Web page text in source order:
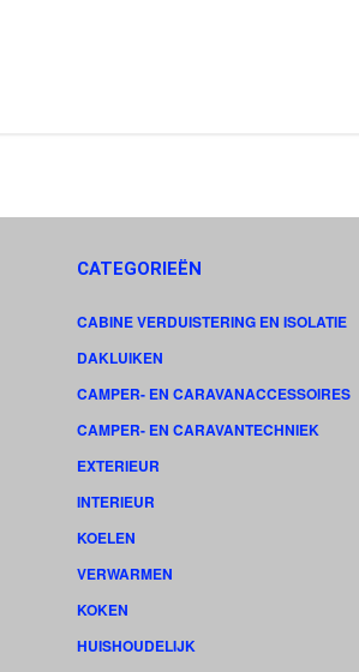
CATEGORIEËN
CABINE VERDUISTERING EN ISOLATIE
DAKLUIKEN
CAMPER- EN CARAVANACCESSOIRES
CAMPER- EN CARAVANTECHNIEK
EXTERIEUR
INTERIEUR
KOELEN
VERWARMEN
KOKEN
HUISHOUDELIJK